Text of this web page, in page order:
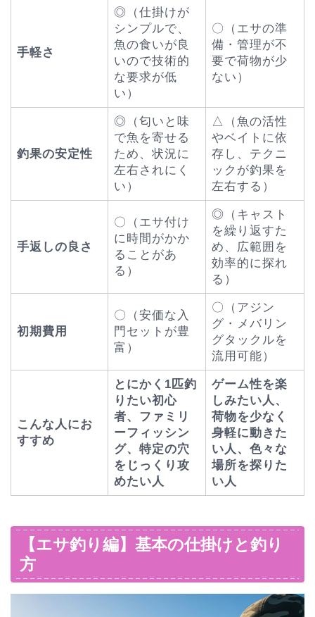
手軽さ
◎（仕掛けが
シンプルで、
魚の食いが良
いので技術的
な要求が低
い）
〇（エサの準
備・管理が不
要で荷物が少
ない）
釣果の安定性
◎（匂いと味
で魚を寄せる
ため、状況に
左右されにく
い）
△（魚の活性
やベイトに依
存し、テクニ
ックが釣果を
左右する）
手返しの良さ
〇（エサ付け
に時間がかか
ることがあ
る）
◎（キャスト
を繰り返すた
め、広範囲を
効率的に探れ
る）
初期費用
〇（安価な入
門セットが豊
富）
〇（アジン
グ・メバリン
グタックルを
流用可能）
こんな人にお
すすめ
とにかく1匹釣
りたい初心
者、ファミリ
ーフィッシン
グ、特定の穴
をじっくり攻
めたい人
ゲーム性を楽
しみたい人、
荷物を少なく
身軽に動きた
い人、色々な
場所を探りた
い人
【エサ釣り編】基本の仕掛けと釣り
方